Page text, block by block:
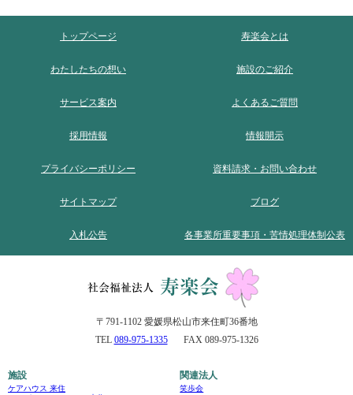
トップページ 寿楽会とは
わたしたちの想い 施設のご紹介
サービス案内 よくあるご質問
採用情報 情報開示
プライバシーポリシー 資料請求・お問い合わせ
サイトマップ ブログ
入札公告 各事業所重要事項・苦情処理体制公表
〒791-1102 愛媛県松山市来住町36番地
TEL 089-975-1335 FAX 089-975-1326
施設
ケアハウス 来住
関連法人
笑歩会